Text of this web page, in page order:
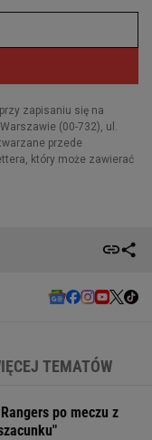
TEMATÓW
po meczu z